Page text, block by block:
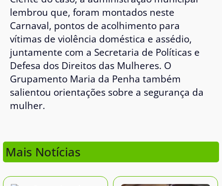
lembrou que, foram montados neste
Carnaval, pontos de acolhimento para
vítimas de violência doméstica e assédio,
juntamente com a Secretaria de Políticas e
Defesa dos Direitos das Mulheres. O
Grupamento Maria da Penha também
salientou orientações sobre a segurança da
mulher.
Mais Notícias